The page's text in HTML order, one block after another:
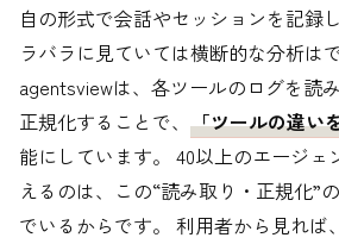
自の形式で会話やセッションを記録
ラバラに見ていては横断的な分析は
agentsviewは、各ツールのログを読
正規化することで、 「ツールの違い
能にしています。 40以上のエージェ
えるのは、この“読み取り・正規化”
でいるからです。 利用者から見れば